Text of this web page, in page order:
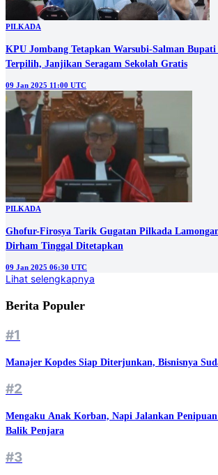
PILKADA
KPU Jombang Tetapkan Warsubi-Salman
Terpilih, Janjikan Seragam Sekolah Gratis
09 Jan 2025 11:00 UTC
PILKADA
Ghofur-Firosya Tarik Gugatan Pilkada
Dirham Tinggal Ditetapkan
09 Jan 2025 06:30 UTC
Lihat selengkapnya
Berita Populer
#1
Manajer Kopdes Siap Diterjunkan, Bisnisnya
#2
Mengaku Anak Korban, Napi Jalankan
Balik Penjara
#3